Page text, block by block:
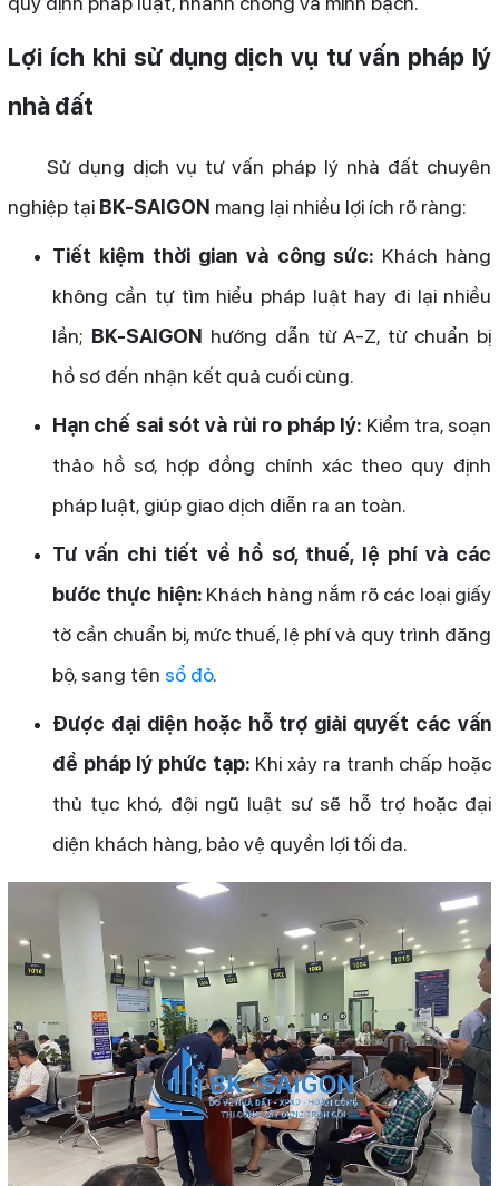
Lợi ích khi sử dụng dịch vụ tư vấn pháp lý
nhà đất
Sử dụng dịch vụ tư vấn pháp lý nhà đất chuyên
nghiệp tại BK-SAIGON mang lại nhiều lợi ích rõ ràng:
Tiết kiệm thời gian và công sức: Khách hàng
không cần tự tìm hiểu pháp luật hay đi lại nhiều
lần; BK-SAIGON hướng dẫn từ A-Z, từ chuẩn bị
hồ sơ đến nhận kết quả cuối cùng.
Hạn chế sai sót và rủi ro pháp lý: Kiểm tra, soạn
thảo hồ sơ, hợp đồng chính xác theo quy định
pháp luật, giúp giao dịch diễn ra an toàn.
Tư vấn chi tiết về hồ sơ, thuế, lệ phí và các
bước thực hiện:Khách hàng nắm rõ các loại giấy
tờ cần chuẩn bị, mức thuế, lệ phí và quy trình đăng
bộ, sang tên sổ đỏ.
Được đại diện hoặc hỗ trợ giải quyết các vấn
đề pháp lý phức tạp: Khi xảy ra tranh chấp hoặc
thủ tục khó, đội ngũ luật sư sẽ hỗ trợ hoặc đại
diện khách hàng, bảo vệ quyền lợi tối đa.